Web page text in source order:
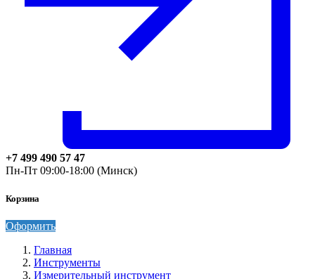
+7 499 490 57 47
Пн-Пт 09:00-18:00 (Минск)
Корзина
Оформить
Главная
Инструменты
Измерительный инструмент